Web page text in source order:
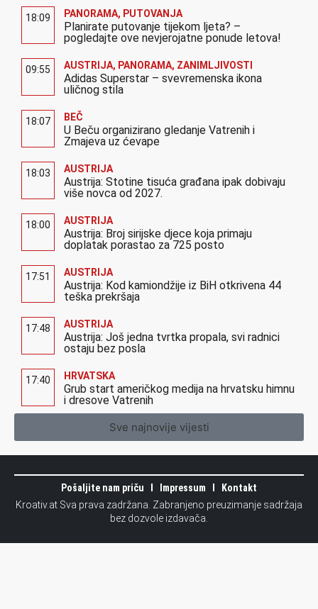
18:09 PANORAMA, PUTOVANJA
Planirate putovanje tijekom ljeta? –
pogledajte ove nevjerojatne ponude letova!
09:55 AUSTRIJA, PANORAMA, ZANIMLJIVOSTI
Adidas Superstar – svevremenska ikona
uličnog stila
18:07 BEČ
U Beču organizirano gledanje Vatrenih i
Zmajeva uz ćevape
18:03 AUSTRIJA
Austrija: Stotine tisuća građana ipak dobivaju
više novca od 2027.
18:00 AUSTRIJA
Austrija: Broj sirijske djece koja primaju
doplatak porastao za 725 posto
17:51 AUSTRIJA
Austrija: Kod kamiondžije iz BiH otkrivena 44
teška prekršaja
17:48 AUSTRIJA
Austrija: Još jedna tvrtka propala, svi radnici
ostaju bez posla
17:40 HRVATSKA
Grub start američkog medija na hrvatsku himnu
i dresove Vatrenih
Sve najnovije vijesti
Pošaljite nam priču Impressum
Kontakt
Kroativ.at Sva prava zadržana. Zabranjeno preuzimanje sadržaja
bez dozvole izdavača.